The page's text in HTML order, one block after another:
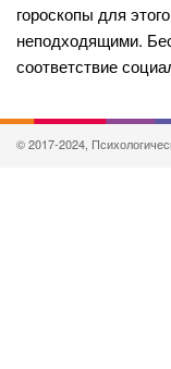
гороскопы для
неподходящими.
соответствие
© 2017-2024,